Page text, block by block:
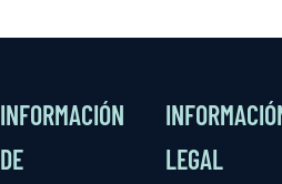
INFORMACIÓN
DE
LEGAL